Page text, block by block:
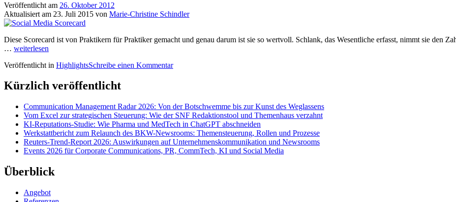
Veröffentlicht am 26. Oktober 2012
Aktualisiert am 23. Juli 2015 von Marie-Christine Schindler
Diese Scorecard ist von Praktikern für Praktiker gemacht und genau darum ist sie so wertvoll. Schlank, das Wesentliche erfasst, nimmt sie den
… Social
4×4
(Beta)
weiterlesen
Veröffentlicht in HighlightsSchreibe einen Kommentar
Kürzlich veröffentlicht
Communication Management Radar 2026: Von der Botschwemme bis zur Kunst des Weglassens
Vom Excel zur strategischen Steuerung: Wie der SNF Redaktionstool und Themenhaus verzahnt
KI-Reputations-Studie: Wie Pharma und MedTech in ChatGPT abschneiden
Werkstattbericht zum Relaunch des BKW-Newsrooms: Themensteuerung, Rollen und Prozesse
Reuters-Trend-Report 2026: Auswirkungen auf Unternehmenskommunikation und Newsrooms
Events 2026 für Corporate Communications, PR, CommTech, KI und Social Media
Überblick
Angebot